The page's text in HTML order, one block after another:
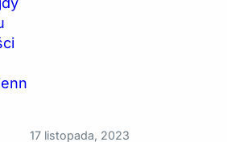
17 listopada, 2023